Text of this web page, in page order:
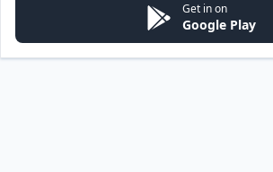
Get in on
Google Play